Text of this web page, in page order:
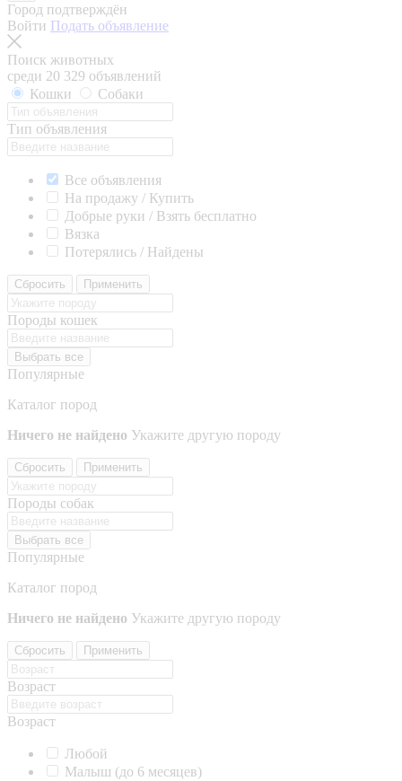
Город подтверждён
Войти Подать объявление
Поиск животных
среди 20 329 объявлений
Кошки
Собаки
Тип объявления
Все объявления
На продажу / Купить
Добрые руки / Взять бесплатно
Вязка
Потерялись / Найдены
Сбросить Применить
Породы кошек
Выбрать все
Популярные
Каталог пород
Ничего не найдено Укажите другую породу
Сбросить Применить
Породы собак
Выбрать все
Популярные
Каталог пород
Ничего не найдено Укажите другую породу
Сбросить Применить
Возраст
Возраст
Любой
Малыш (до 6 месяцев)